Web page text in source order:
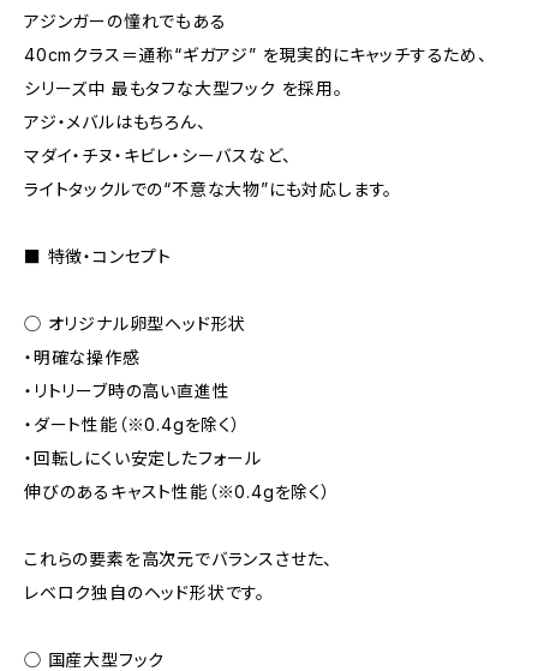
アジンガーの憧れでもある
40cmクラス＝通称“ギガアジ” を現実的にキャッチするため、
シリーズ中 最もタフな大型フック を採用。
アジ・メバルはもちろん、
マダイ・チヌ・キビレ・シーバスなど、
ライトタックルでの“不意な大物”にも対応します。
■ 特徴・コンセプト
◯ オリジナル卵型ヘッド形状
・明確な操作感
・リトリーブ時の高い直進性
・ダート性能（※0.4gを除く）
・回転しにくい安定したフォール
伸びのあるキャスト性能（※0.4gを除く）
これらの要素を高次元でバランスさせた、
レベロク独自のヘッド形状です。
◯ 国産大型フック